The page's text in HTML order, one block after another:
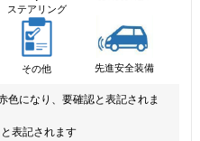
ステアリング
その他 先進安全装備
になり、要確認と表記されま
表記されます